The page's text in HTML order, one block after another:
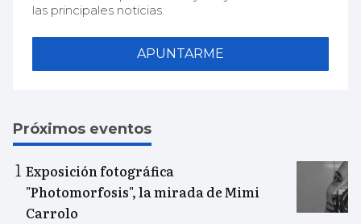
las principales noticias.
APUNTARME
Próximos eventos
Exposición fotográfica
"Photomorfosis", la mirada de Mimi
Carrolo